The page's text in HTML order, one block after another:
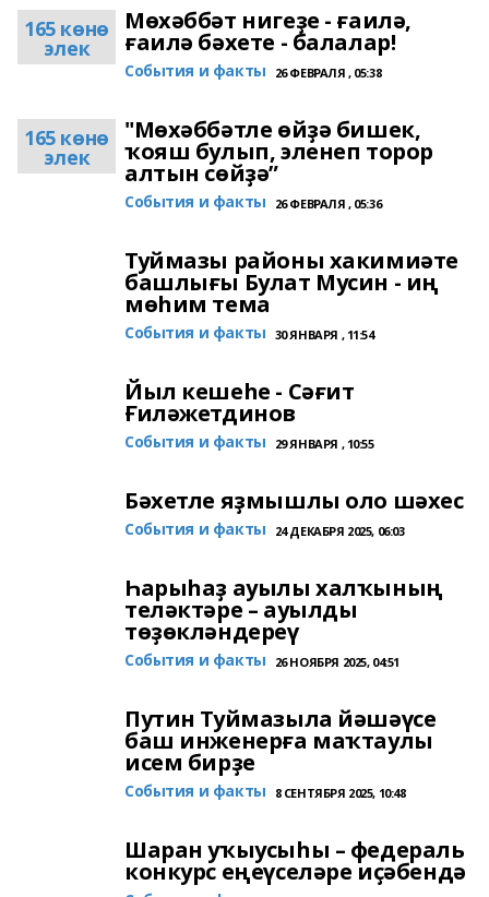
165 көнө
элек
Мөхәббәт нигеҙе - ғаилә,
ғаилә бәхете - балалар!
События и факты 26 ФЕВРАЛЯ , 05:38
165 көнө
элек
"Мөхәббәтле өйҙә бишек,
ҡояш булып, эленеп торор
алтын сөйҙә”
События и факты 26 ФЕВРАЛЯ , 05:36
Туймазы районы хакимиәте
башлығы Булат Мусин - иң
мөһим тема
События и факты 30 ЯНВАРЯ , 11:54
Йыл кешеһе - Сәғит
Ғиләжетдинов
События и факты 29 ЯНВАРЯ , 10:55
Бәхетле яҙмышлы оло шәхес
События и факты 24 ДЕКАБРЯ 2025, 06:03
Һарыһаҙ ауылы халҡының
теләктәре – ауылды
төҙөкләндереү
События и факты 26 НОЯБРЯ 2025, 04:51
Путин Туймазыла йәшәүсе
баш инженерға маҡтаулы
исем бирҙе
События и факты 8 СЕНТЯБРЯ 2025, 10:48
Шаран уҡыусыһы – федераль
конкурс еңеүселәре иҫәбендә